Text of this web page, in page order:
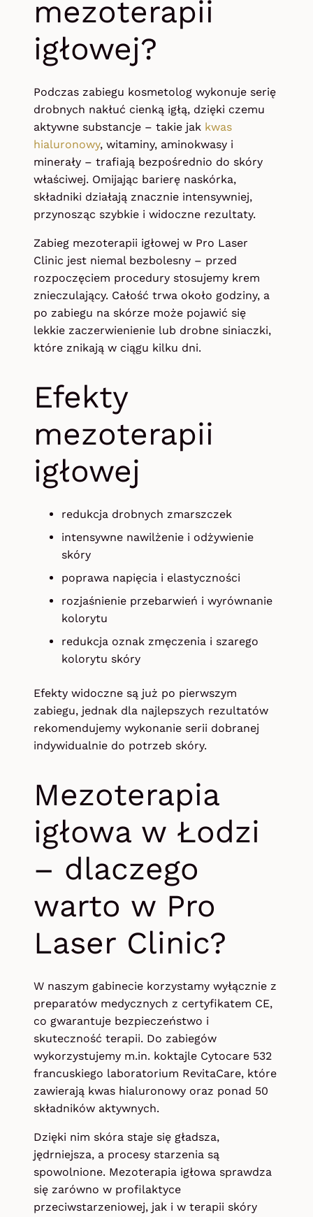
mezoterapii
igłowej?
Podczas zabiegu kosmetolog wykonuje serię
drobnych nakłuć cienką igłą, dzięki czemu
aktywne substancje – takie jak kwas
hialuronowy, witaminy, aminokwasy i
minerały – trafiają bezpośrednio do skóry
właściwej. Omijając barierę naskórka,
składniki działają znacznie intensywniej,
przynosząc szybkie i widoczne rezultaty.
Zabieg mezoterapii igłowej w Pro Laser
Clinic jest niemal bezbolesny – przed
rozpoczęciem procedury stosujemy krem
znieczulający. Całość trwa około godziny, a
po zabiegu na skórze może pojawić się
lekkie zaczerwienienie lub drobne siniaczki,
które znikają w ciągu kilku dni.
Efekty
mezoterapii
igłowej
redukcja drobnych zmarszczek
intensywne nawilżenie i odżywienie
skóry
poprawa napięcia i elastyczności
rozjaśnienie przebarwień i wyrównanie
kolorytu
redukcja oznak zmęczenia i szarego
kolorytu skóry
Efekty widoczne są już po pierwszym
zabiegu, jednak dla najlepszych rezultatów
rekomendujemy wykonanie serii dobranej
indywidualnie do potrzeb skóry.
Mezoterapia
igłowa w Łodzi
– dlaczego
warto w Pro
Laser Clinic?
W naszym gabinecie korzystamy wyłącznie z
preparatów medycznych z certyfikatem CE,
co gwarantuje bezpieczeństwo i
skuteczność terapii. Do zabiegów
wykorzystujemy m.in. koktajle Cytocare 532
francuskiego laboratorium RevitaCare, które
zawierają kwas hialuronowy oraz ponad 50
składników aktywnych.
Dzięki nim skóra staje się gładsza,
jędrniejsza, a procesy starzenia są
spowolnione. Mezoterapia igłowa sprawdza
się zarówno w profilaktyce
przeciwstarzeniowej, jak i w terapii skóry